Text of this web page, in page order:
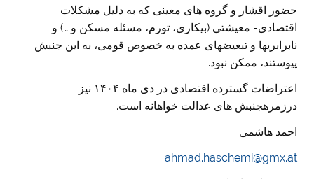
حضور اقشار و گروه های معینی که به دلیل مشکلات
اقتصادی- معیشتی (بیکاری، تورم، مسئله مسکن و …) و
نابرابریها و تبعیضهای عمده به خصوص قومی، به این جنبش
پیوستند، ممکن نبود.
اعتراضات گسترده اقتصادی در دی ماه ۱۴۰۴ نیز
درزمرهجنبش های عدالت خواهانه است.
احمد هاشمی
ahmad.haschemi@gmx.at